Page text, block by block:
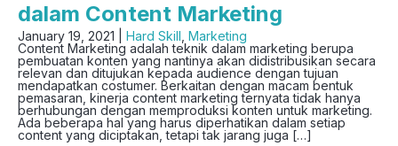
dalam Content Marketing
January 19, 2021 | Hard Skill Marketing
Content Marketing adalah teknik dalam marketing berupa
pembuatan konten yang nantinya akan didistribusikan secara
relevan dan ditujukan kepada audience dengan tujuan
mendapatkan costumer. Berkaitan dengan macam bentuk
pemasaran, kinerja content marketing ternyata tidak hanya
berhubungan dengan memproduksi konten untuk marketing.
Ada beberapa hal yang harus diperhatikan dalam setiap
content yang diciptakan, tetapi tak jarang juga […]